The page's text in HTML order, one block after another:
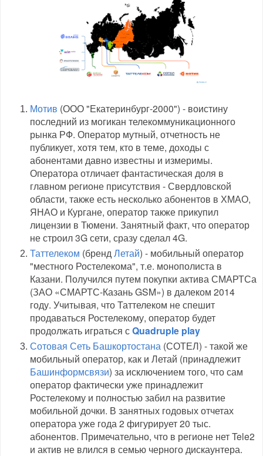
Мотив (ООО "Екатеринбург-2000") - воистину
последний из могикан телекоммуникационного
рынка РФ. Оператор мутный, отчетность не
публикует, хотя тем, кто в теме, доходы с
абонентами давно известны и измеримы.
Оператора отличает фантастическая доля в
главном регионе присутствия - Свердловской
области, также есть несколько абонентов в ХМАО,
ЯНАО и Кургане, оператор также прикупил
лицензии в Тюмени. Занятный факт, что оператор
не строил 3G сети, сразу сделал 4G.
Таттелеком (бренд Летай) - мобильный оператор
"местного Ростелекома", т.е. монополиста в
Казани. Получился путем покупки актива СМАРТСа
(ЗАО «СМАРТС-Казань GSM») в далеком 2014
году. Учитывая, что Таттелеком не спешит
продаваться Ростелекому, оператор будет
продолжать играться сQuadruple play
Сотовая Сеть Башкортостана (СОТЕЛ) - такой же
мобильный оператор, как и Летай (принадлежит
Башинформсвязи) за исключением того, что сам
оператор фактически уже принадлежит
Ростелекому и полностью забил на развитие
мобильной дочки. В занятных годовых отчетах
оператора уже года 2 фигурирует 20 тыс.
абонентов. Примечательно, что в регионе нет Tele2
и актив не влился в семью черного дискаунтера.